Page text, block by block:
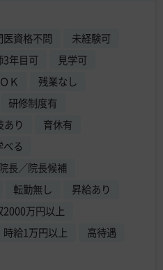
医資格不問
未経験可
3年目可
見学可
Ｋ
残業なし
研修制度有
あり
育休有
る
院長／院長候補
転勤無し
昇給あり
2000万円以上
時給1万円以上
高待遇